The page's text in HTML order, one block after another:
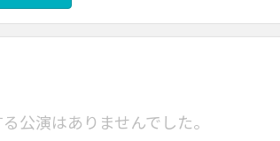
公演はありませんでした。